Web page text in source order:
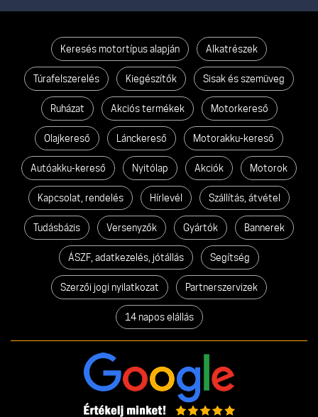
Keresés motortípus alapján Alkatrészek
Túrafelszerelés Kiegészítők Sisak és szemüveg
Ruházat Akciós termékek Motorkereső
Olajkereső Lánckereső Motorakku-kereső
Autóakku-kereső Nyitólap Akciók Motorok
Kapcsolat, rendelés Hírlevél Szállítás, átvétel
Tudásbázis Versenyzők Gyártók Bannerek
ÁSZF, adatkezelés, jótállás Segítség
Szerzői jogi nyilatkozat Partnerszervizek
14 napos elállás